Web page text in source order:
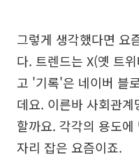
그렇게 생각했다면 요
다. 트렌드는 X(옛 트
고 '기록'은 네이버 블
데요. 이른바 사회관
할까요. 각각의 용도
자리 잡은 요즘이죠.